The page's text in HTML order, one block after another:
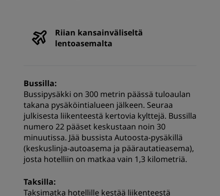
Riian kansainväliseltä
lentoasemalta
Bussilla:
Bussipysäkki on 300 metrin päässä tuloaulan
takana pysäköintialueen jälkeen. Seuraa
julkisesta liikenteestä kertovia kylttejä. Bussilla
numero 22 pääset keskustaan ​​noin 30
minuutissa. Jää bussista Autoosta-pysäkillä
(keskuslinja-autoasema ja päärautatieasema),
josta hotelliin on matkaa vain 1,3 kilometriä.
Taksilla:
Taksimatka hotellille kestää liikenteestä